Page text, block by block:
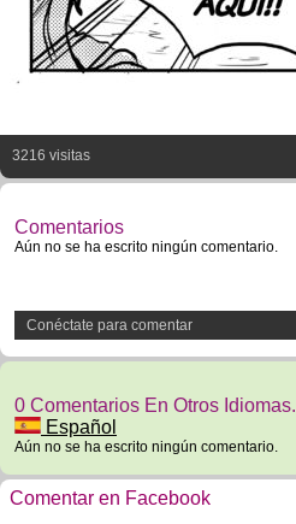
3216 visitas
Comentarios
Aún no se ha escrito ningún comentario.
Conéctate para comentar
0 Comentarios En Otros Idiomas.
Español
Aún no se ha escrito ningún comentario.
Comentar en Facebook